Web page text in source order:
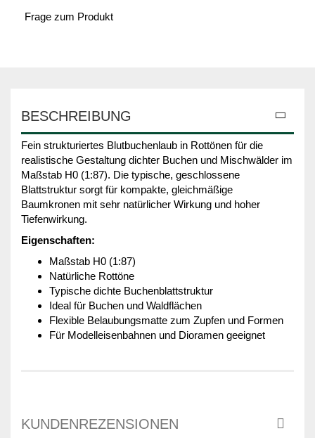
Frage zum Produkt
BESCHREIBUNG
Fein strukturiertes Blutbuchenlaub in Rottönen für die
realistische Gestaltung dichter Buchen und Mischwälder im
Maßstab H0 (1:87). Die typische, geschlossene
Blattstruktur sorgt für kompakte, gleichmäßige
Baumkronen mit sehr natürlicher Wirkung und hoher
Tiefenwirkung.
Eigenschaften:
Maßstab H0 (1:87)
Natürliche Rottöne
Typische dichte Buchenblattstruktur
Ideal für Buchen und Waldflächen
Flexible Belaubungsmatte zum Zupfen und Formen
Für Modelleisenbahnen und Dioramen geeignet
KUNDENREZENSIONEN